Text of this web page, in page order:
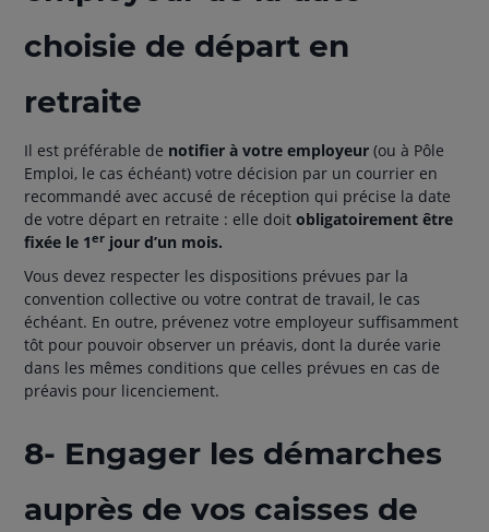
choisie de départ en
retraite
Il est préférable de notifier à votre employeur(ou à Pôle
Emploi, le cas échéant) votre décision par un courrier en
recommandé avec accusé de réception qui précise la date
de votre départ en retraite : elle doitobligatoirement être
fixée le 1er jour d’un mois.
Vous devez respecter les dispositions prévues par la
convention collective ou votre contrat de travail, le cas
échéant. En outre, prévenez votre employeur suffisamment
tôt pour pouvoir observer un préavis, dont la durée varie
dans les mêmes conditions que celles prévues en cas de
préavis pour licenciement.
8- Engager les démarches
auprès de vos caisses de